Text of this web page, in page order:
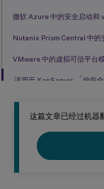
这篇文章已经过机器
微软 Azure 中的安全启动和
Nutanix Prism Central 中的
VMware 中的虚拟可信平台
适用于 XenServer ® 的安